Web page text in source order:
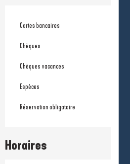
Cartes bancaires
Chèques
Chèques vacances
Espèces
Réservation obligatoire
Horaires